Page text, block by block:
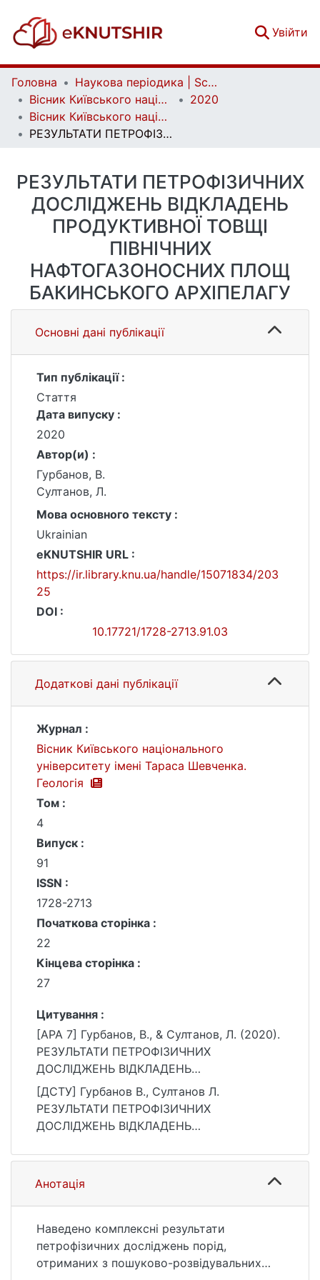
Увійти
Головна
Наукова періодика | Scientific periodicals
Вісник Київського національного університету імені Тараса Шевченка. Геологія | Visnyk of Taras Shevchenko National University of Kyiv. Geology
2020
Вісник Київського національного університету імені Тараса Шевченка. Геологія. 4(91)
РЕЗУЛЬТАТИ ПЕТРОФІЗИЧНИХ ДОСЛІДЖЕНЬ ВІДКЛАДЕНЬ ПРОДУКТИВНОЇ ТОВЩІ ПІВНІЧНИХ НАФТОГАЗОНОСНИХ ПЛОЩ БАКИНСЬКОГО АРХІПЕЛАГУ
РЕЗУЛЬТАТИ ПЕТРОФІЗИЧНИХ
ДОСЛІДЖЕНЬ ВІДКЛАДЕНЬ
ПРОДУКТИВНОЇ ТОВЩІ
ПІВНІЧНИХ
НАФТОГАЗОНОСНИХ ПЛОЩ
БАКИНСЬКОГО АРХІПЕЛАГУ
Основні дані публікації
Тип публікації :
Стаття
Дата випуску :
2020
Автор(и) :
Гурбанов, В.
Султанов, Л.
Мова основного тексту :
Ukrainian
eKNUTSHIR URL :
https://ir.library.knu.ua/handle/15071834/203
25
DOI :
10.17721/1728-2713.91.03
Додаткові дані публікації
Журнал :
Вісник Київського національного
університету імені Тараса Шевченка.
Геологія
Том :
4
Випуск :
91
ISSN :
1728-2713
Початкова сторінка :
22
Кінцева сторінка :
27
Цитування :
[APA 7] Гурбанов, В., & Султанов, Л. (2020).
РЕЗУЛЬТАТИ ПЕТРОФІЗИЧНИХ
ДОСЛІДЖЕНЬ ВІДКЛАДЕНЬ
ПРОДУКТИВНОЇ ТОВЩІ ПІВНІЧНИХ
НАФТОГАЗОНОСНИХ ПЛОЩ
БАКИНСЬКОГО АРХІПЕЛАГУ. Вісник
імені Тараса Шевченка. Геологія, 4(91), 22–
[ДСТУ] Гурбанов В., Султанов Л.
РЕЗУЛЬТАТИ ПЕТРОФІЗИЧНИХ
ДОСЛІДЖЕНЬ ВІДКЛАДЕНЬ
НАФТОГАЗОНОСНИХ ПЛОЩ
БАКИНСЬКОГО АРХІПЕЛАГУ. Вісник
Київського національного університету
№ 91. С. 22—27. DOI: 10.17721/1728-
2713.91.03 (дата звернення: 25.07.2026).
Анотація
Наведено комплексні результати
петрофізичних досліджень порід,
отриманих з пошуково-розвідувальних